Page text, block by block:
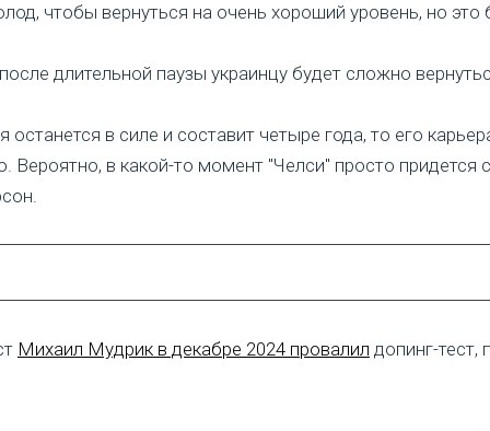
чтобы вернуться на очень хороший уровень, но
длительной паузы украинцу будет сложно
в силе и составит четыре года, то его
Вероятно, в какой-то момент "Челси" просто
Михаил Мудрик в декабре 2024 провалил допинг-тест,